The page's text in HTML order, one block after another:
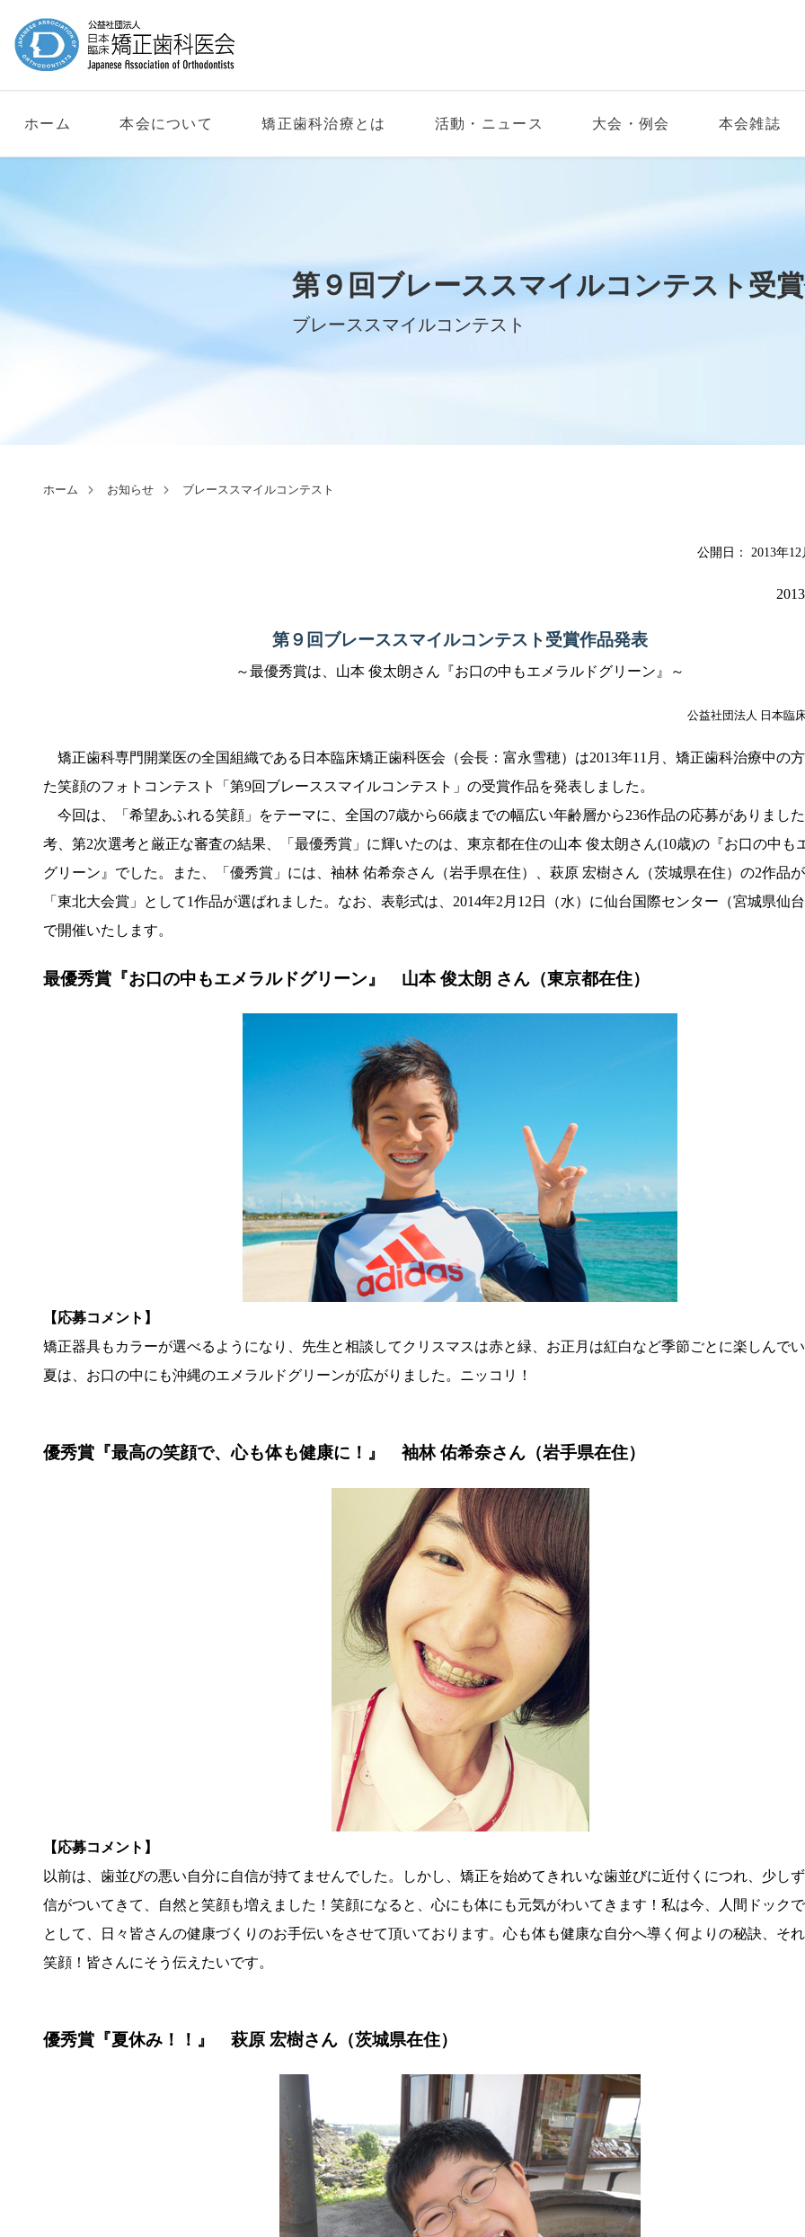
ホーム 本会について 矯正歯科治療とは 活動・ニュース 大会・例会 本会雑誌
第９回ブレーススマイルコンテスト受
ブレーススマイルコンテスト
ホーム お知らせ ブレーススマイルコンテスト
公開日： 2013年12
第９回ブレーススマイルコンテスト受賞作品発表
～最優秀賞は、山本 俊太朗さん『お口の中もエメラルドグリーン』～
公益社団法人 日本臨
矯正歯科専門開業医の全国組織である日本臨床矯正歯科医会（会長：富永雪穂）は2013年11月、矯正歯科治療中の
た笑顔のフォトコンテスト「第9回ブレーススマイルコンテスト」の受賞作品を発表しました。
今回は、「希望あふれる笑顔」をテーマに、全国の7歳から66歳までの幅広い年齢層から236作品の応募がありまし
考、第2次選考と厳正な審査の結果、「最優秀賞」に輝いたのは、東京都在住の山本 俊太朗さん(10歳)の『お口の中も
グリーン』でした。また、「優秀賞」には、袖林 佑希奈さん（岩手県在住）、萩原 宏樹さん（茨城県在住）の2作品
「東北大会賞」として1作品が選ばれました。なお、表彰式は、2014年2月12日（水）に仙台国際センター（宮城県仙台
で開催いたします。
最優秀賞『お口の中もエメラルドグリーン』 山本 俊太朗 さん（東京都在住）
【応募コメント】
矯正器具もカラーが選べるようになり、先生と相談してクリスマスは赤と緑、お正月は紅白など季節ごとに楽しんで
夏は、お口の中にも沖縄のエメラルドグリーンが広がりました。ニッコリ！
優秀賞『最高の笑顔で、心も体も健康に！』 袖林 佑希奈さん（岩手県在住）
【応募コメント】
以前は、歯並びの悪い自分に自信が持てませんでした。しかし、矯正を始めてきれいな歯並びに近付くにつれ、少し
信がついてきて、自然と笑顔も増えました！笑顔になると、心にも体にも元気がわいてきます！私は今、人間ドック
として、日々皆さんの健康づくりのお手伝いをさせて頂いております。心も体も健康な自分へ導く何よりの秘訣、そ
笑顔！皆さんにそう伝えたいです。
優秀賞『夏休み！！』 萩原 宏樹さん（茨城県在住）